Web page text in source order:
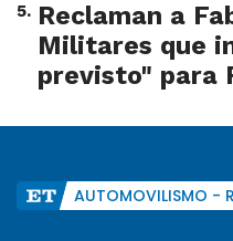
5. Reclaman a
Militares que
previsto" para
AUTOMOVILISMO -